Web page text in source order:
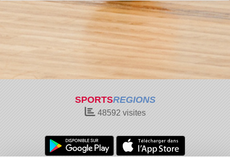
SPORTSREGIONS
48592 visites